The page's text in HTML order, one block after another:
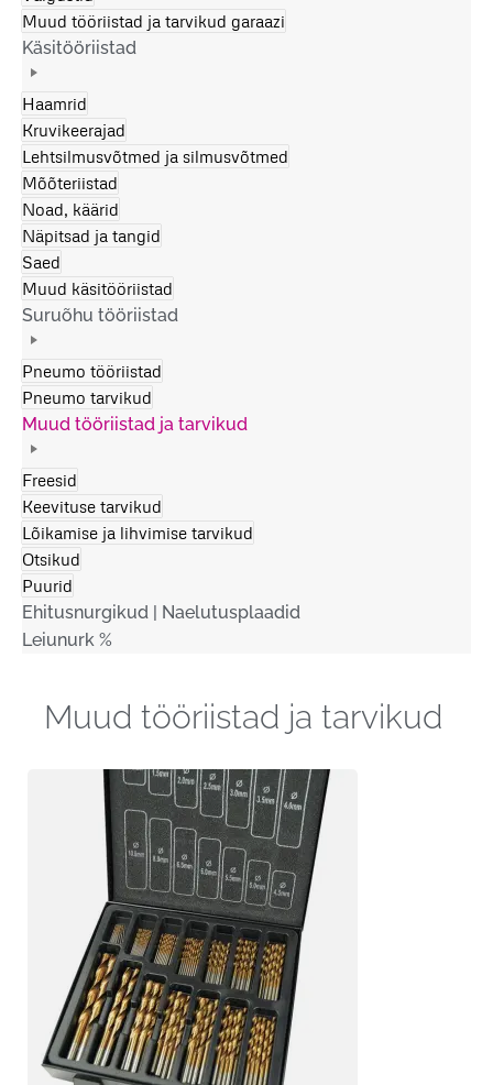
Muud tööriistad ja tarvikud garaazi
Käsitööriistad
Haamrid
Kruvikeerajad
Lehtsilmusvõtmed ja silmusvõtmed
Mõõteriistad
Noad, käärid
Näpitsad ja tangid
Saed
Muud käsitööriistad
Suruõhu tööriistad
Pneumo tööriistad
Pneumo tarvikud
Muud tööriistad ja tarvikud
Freesid
Keevituse tarvikud
Lõikamise ja lihvimise tarvikud
Otsikud
Puurid
Ehitusnurgikud | Naelutusplaadid
Leiunurk %
Muud tööriistad ja tarvikud